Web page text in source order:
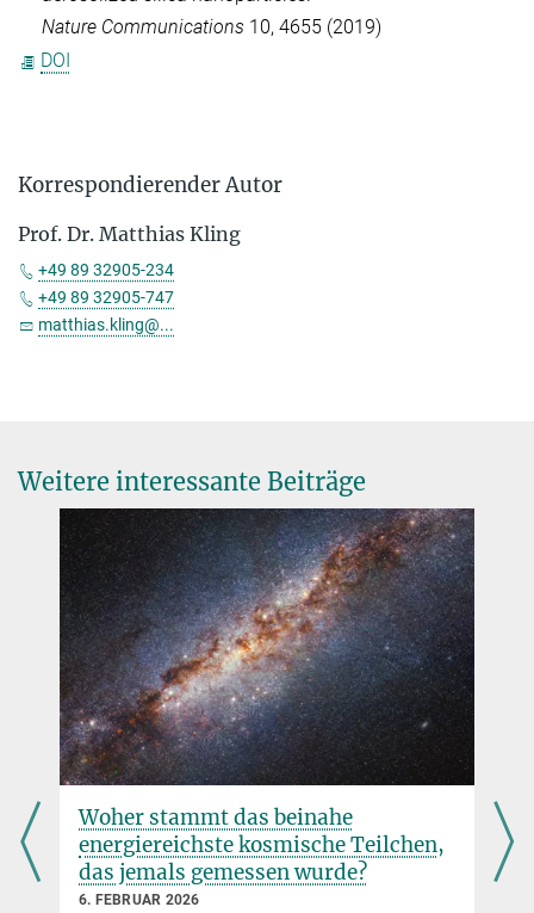
Nature Communications 10, 4655 (2019)
DOI
Korrespondierender Autor
Prof. Dr. Matthias Kling
+49 89 32905-234
+49 89 32905-747
matthias.kling@...
Weitere interessante Beiträge
Woher stammt das beinahe
energiereichste kosmische Teilchen,
das jemals gemessen wurde?
6. FEBRUAR 2026